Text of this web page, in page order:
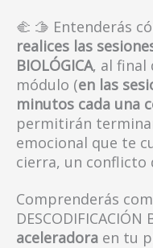
🫲 🫱 Entenderás
realices las
BIOLÓGICA, al final
módulo (en las
minutos cada una
permitirán
emocional que te
cierra, un conflicto
Comprenderás
DESCODIFICACIÓN
aceleradora en tu